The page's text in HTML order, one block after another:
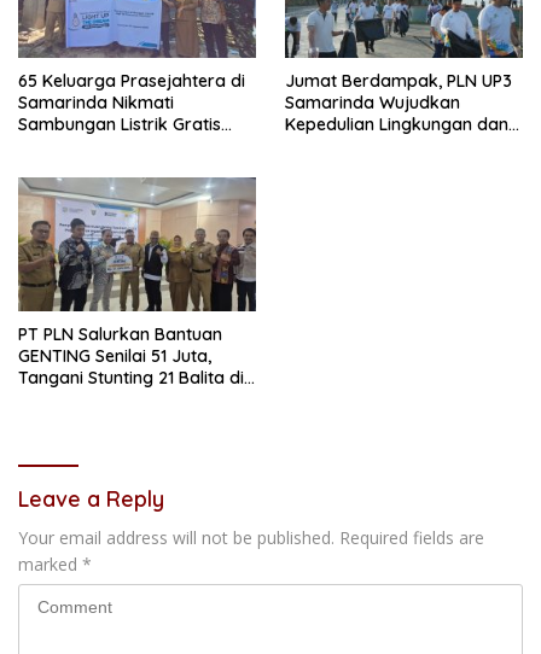
65 Keluarga Prasejahtera di
Samarinda Nikmati
Sambungan Listrik Gratis
Jumat Berdampak, PLN UP3
Samarinda Wujudkan
Kepedulian Lingkungan dan
PT PLN Salurkan Bantuan
GENTING Senilai 51 Juta,
Tangani Stunting 21 Balita di
Leave a Reply
Your email address will not be published. Required fields are
marked *